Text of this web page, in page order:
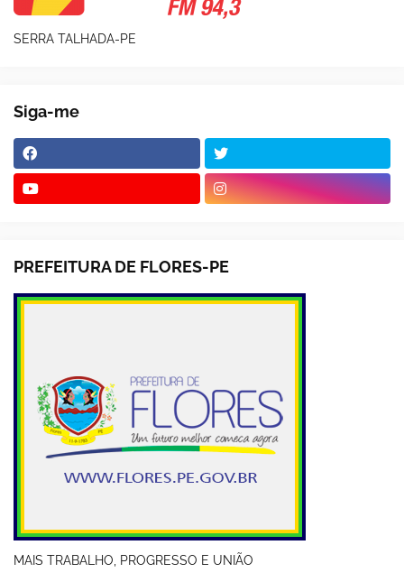
SERRA TALHADA-PE
Siga-me
PREFEITURA DE FLORES-PE
MAIS TRABALHO, PROGRESSO E UNIÃO